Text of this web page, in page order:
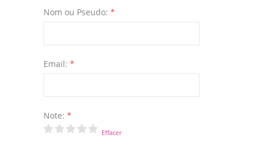
Nom ou Pseudo: *
Email: *
Note: *
Effacer